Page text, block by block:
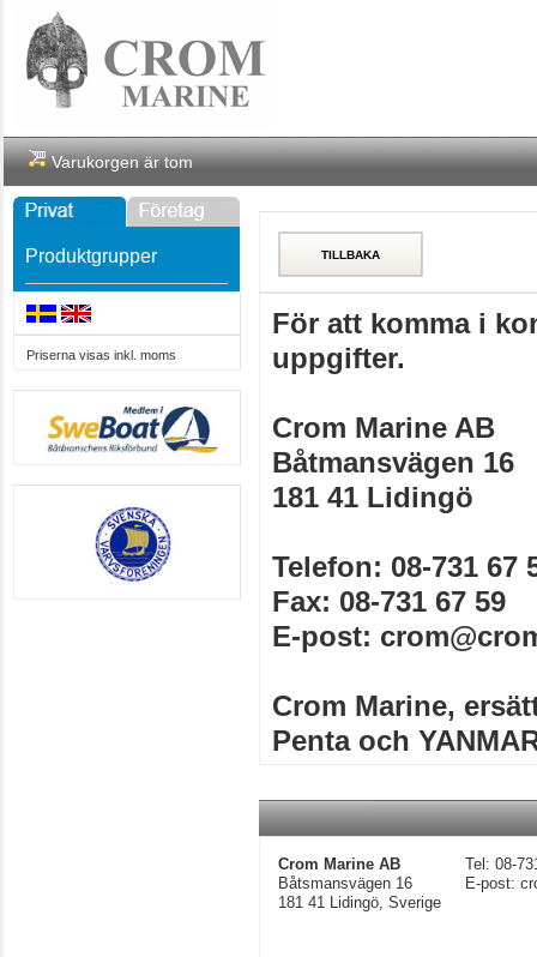
Varukorgen är tom
För att komma i
uppgifter.
Crom Marine AB
Båtmansvägen 16
181 41 Lidingö
Telefon: 08-731 67
Fax: 08-731 67 59
E-post:
Crom Marine,
Penta och
Crom Marine AB
Båtsmansvägen 16
181 41 Lidingö, Sverige
Tel: 08-
E-post:
Produktgrupper
Priserna visas inkl. moms